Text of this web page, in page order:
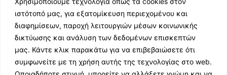
ιστότοπό μας, για εξατομίκευση περιεχομένου και
διαφημίσεων, παροχή λειτουργιών μέσων κοινωνικής
δικτύωσης και ανάλυση των δεδομένων επισκεπτών
μας. Κάντε κλικ παρακάτω για να επιβεβαιώσετε ότι
συμφωνείτε με τη χρήση αυτής της τεχνολογίας στο web.
ΕΛΛΗΝΙΚΗ ΜΟΥΣΙΚΗ
TV SHOWS
EVENTS
ΘΕΑΤΡΟ